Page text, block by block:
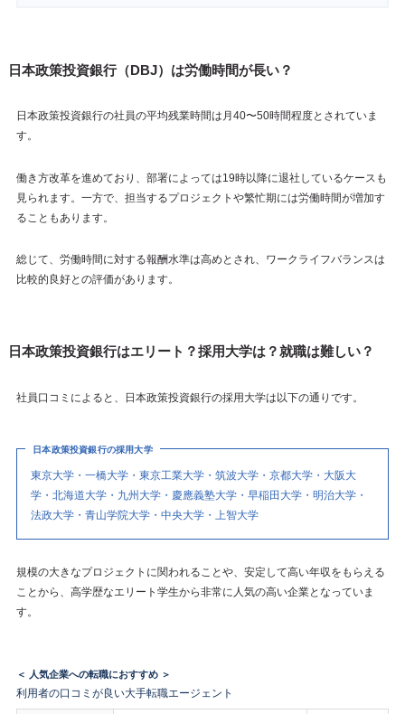
日本政策投資銀行（DBJ）は労働時間が長い？
日本政策投資銀行の社員の平均残業時間は月40〜50時間程度とされていま
す。
働き方改革を進めており、部署によっては19時以降に退社しているケースも
見られます。一方で、担当するプロジェクトや繁忙期には労働時間が増加す
ることもあります。
総じて、労働時間に対する報酬水準は高めとされ、ワークライフバランスは
比較的良好との評価があります。
日本政策投資銀行はエリート？採用大学は？就職は難しい？
社員口コミによると、日本政策投資銀行の採用大学は以下の通りです。
日本政策投資銀行の採用大学
東京大学・一橋大学・東京工業大学・筑波大学・京都大学・大阪大
学・北海道大学・九州大学・慶應義塾大学・早稲田大学・明治大学・
法政大学・青山学院大学・中央大学・上智大学
規模の大きなプロジェクトに関われることや、安定して高い年収をもらえる
ことから、高学歴なエリート学生から非常に人気の高い企業となっていま
す。
＜ 人気企業への転職におすすめ ＞
利用者の口コミが良い大手転職エージェント